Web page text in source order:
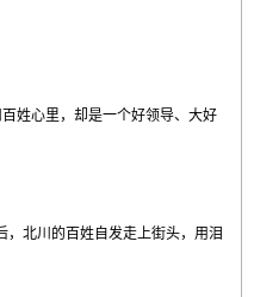
姓心里，却是一个好领导、大好
，北川的百姓自发走上街头，用泪